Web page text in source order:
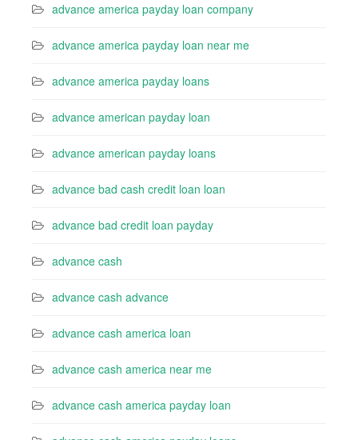
advance america payday loan company
advance america payday loan near me
advance america payday loans
advance american payday loan
advance american payday loans
advance bad cash credit loan loan
advance bad credit loan payday
advance cash
advance cash advance
advance cash america loan
advance cash america near me
advance cash america payday loan